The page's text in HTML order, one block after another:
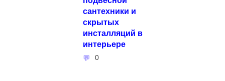
сантехники и
скрытых
инсталляций в
интерьере
0